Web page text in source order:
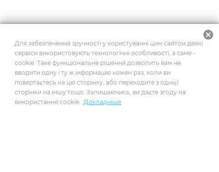
Для забезпечення зручності у користуванні цим сайтом деякі
сервіси використовують технологічні особливості, а саме -
cookie. Таке функціональне рішення дозволить вам не
вводити одну і ту ж інформацію кожен раз, коли ви
повертаєтесь на цю сторінку, або переходите з однієї
сторінки на іншу тощо. Залишаючись, ви даєте згоду на
використання cookie. Докладніше
cancel